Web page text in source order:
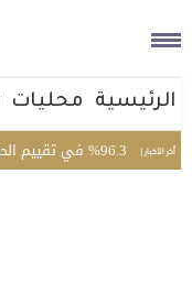
الرئيسية محليات
أخر الأخبار |